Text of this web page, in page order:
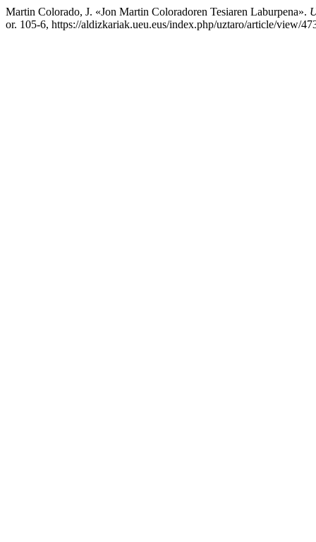
Martin Colorado, J. «Jon Martin Coloradoren Tesiaren Laburpena».
or. 105-6, https://aldizkariak.ueu.eus/index.php/uztaro/article/view/